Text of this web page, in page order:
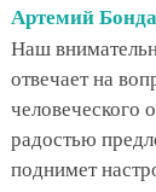
Артемий
Наш
отвечает на
радостью
поднимет